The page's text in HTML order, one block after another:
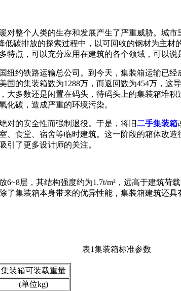
对整个人类的生存和发展产生了严重威胁。城
低碳排放的探索过程中，以可回收的钢材为主
点，可以充分应用在建筑的各个领域，可以说
纽约铁路运输总公司。到今天，集装箱运输已
的集装箱数为1288万，而返回数为454万，
大多数还是闲置在码头，待码头上的集装箱堆
化碳，造成严重的环境污染。
对的安全性而强制退役。于是，将旧二手集装箱
、食堂、宿舍等临时建筑。这一阶段的箱体改
引了更多设计师的关注。
层，其结构强度约为1.7t/m²，远高于建筑荷
集装箱本身带来的优异性能，集装箱建筑还具
表1集装箱标准参数
集装箱可装载重量
(单位kg)